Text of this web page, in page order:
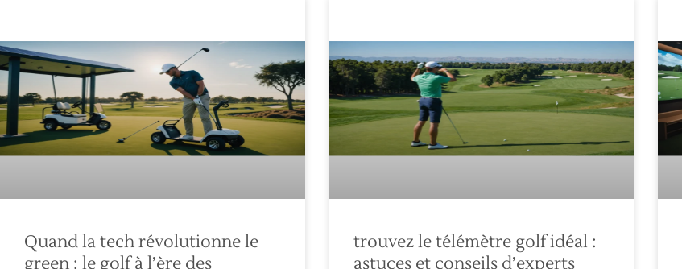
Quand la tech révolutionne le
green : le golf à l’ère des
trouvez le télémètre golf idéal :
astuces et conseils d’experts